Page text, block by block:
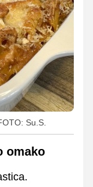
Su.S.
omako